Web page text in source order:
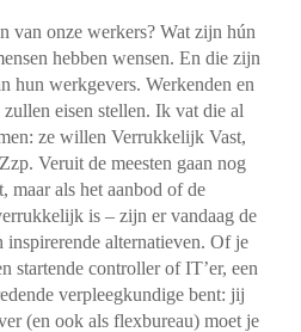
van onze werkers? Wat zijn hún
hebben wensen. En die zijn
hun werkgevers. Werkenden en
eisen stellen. Ik vat die al
ze willen Verrukkelijk Vast,
Veruit de meesten gaan nog
maar als het aanbod of de
is – zijn er vandaag de
inspirerende alternatieven. Of je
startende controller of IT’er, een
verpleegkundige bent: jij
(en ook als flexbureau) moet je